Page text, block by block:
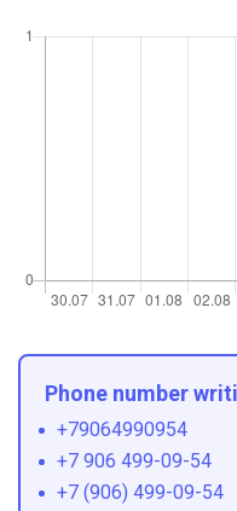
Phone number
+79064990954
+7 906 499-09-54
+7 (906) 499-09-54